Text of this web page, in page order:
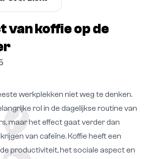
van koffie op de
werkplekken niet weg te denken.
rol in de dagelijkse routine van
maar het effect gaat verder dan
van cafeïne. Koffie heeft een
productiviteit, het sociale aspect en